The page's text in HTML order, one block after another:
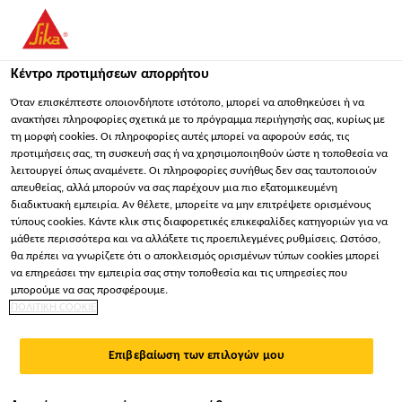
You are accessing "Sika Hellas ΑΒΕΕ", it seems you are
accessing it from "Ηνωμένες Πολιτείες". We have a dedicated
website for your country.
ΣΕ ΠΑΡΑΜΕΊΝΕΤΕ ΕΠΙΛΈΞΤΕ ΧΏΡΑ
Sika Hellas ΑΒΕΕ
ΑΣΤΆΡΙΑ
Κέντρο προτιμήσεων απορρήτου
Όταν επισκέπτεστε οποιονδήποτε ιστότοπο, μπορεί να αποθηκεύσει ή να
ανακτήσει πληροφορίες σχετικά με το πρόγραμμα περιήγησής σας, κυρίως με
τη μορφή cookies. Οι πληροφορίες αυτές μπορεί να αφορούν εσάς, τις
προτιμήσεις σας, τη συσκευή σας ή να χρησιμοποιηθούν ώστε η τοποθεσία να
λειτουργεί όπως αναμένετε. Οι πληροφορίες συνήθως δεν σας ταυτοποιούν
απευθείας, αλλά μπορούν να σας παρέχουν μια πιο εξατομικευμένη
διαδικτυακή εμπειρία. Αν θέλετε, μπορείτε να μην επιτρέψετε ορισμένους
τύπους cookies. Κάντε κλικ στις διαφορετικές επικεφαλίδες κατηγοριών για να
μάθετε περισσότερα και να αλλάξετε τις προεπιλεγμένες ρυθμίσεις. Ωστόσο,
θα πρέπει να γνωρίζετε ότι ο αποκλεισμός ορισμένων τύπων cookies μπορεί
να επηρεάσει την εμπειρία σας στην τοποθεσία και τις υπηρεσίες που
μπορούμε να σας προσφέρουμε.
ΠΟΛΙΤΙΚΗ COOKIE
Επιβεβαίωση των επιλογών μου